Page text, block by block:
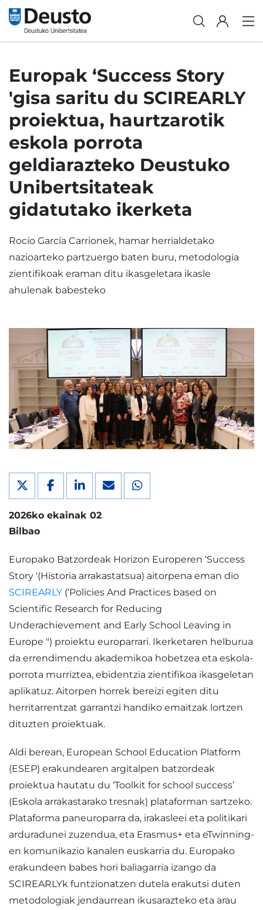
Europak ‘Success Story
'gisa saritu du SCIREARLY
proiektua, haurtzarotik
eskola porrota
geldiarazteko Deustuko
Unibertsitateak
gidatutako ikerketa
Rocío García Carrionek, hamar herrialdetako
nazioarteko partzuergo baten buru, metodologia
zientifikoak eraman ditu ikasgeletara ikasle
ahulenak babesteko
2026ko ekainak 02
Bilbao
Europako Batzordeak Horizon Europeren ‘Success
Story '(Historia arrakastatsua) aitorpena eman dio
SCIREARLY (‘Policies And Practices based on
Scientific Research for Reducing
Underachievement and Early School Leaving in
Europe ") proiektu europarrari. Ikerketaren helburua
da errendimendu akademikoa hobetzea eta eskola-
porrota murriztea, ebidentzia zientifikoa ikasgeletan
aplikatuz. Aitorpen horrek bereizi egiten ditu
herritarrentzat garrantzi handiko emaitzak lortzen
dituzten proiektuak.
Aldi berean, European School Education Platform
(ESEP) erakundearen argitalpen batzordeak
proiektua hautatu du ‘Toolkit for school success’
(Eskola arrakastarako tresnak) plataforman sartzeko.
Plataforma paneuroparra da, irakasleei eta politikari
arduradunei zuzendua, eta Erasmus+ eta eTwinning-
en komunikazio kanalen euskarria du. Europako
erakundeen babes hori baliagarria izango da
SCIREARLYk funtzionatzen dutela erakutsi duten
metodologiak jendaurrean ikusarazteko eta arau